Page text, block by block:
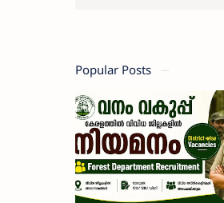
Popular Posts